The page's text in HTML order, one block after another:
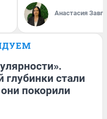
Анастасия
глубинки стали
покорили